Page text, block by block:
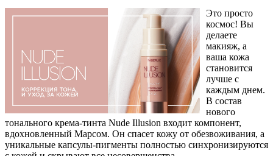
Это просто
космос! Вы
делаете
макияж, а
ваша кожа
становится
лучше с
каждым днем.
В состав
нового
тонального крема-тинта Nude Illusion входит компонент,
вдохновленный Марсом. Он спасет кожу от обезвоживания, а
уникальные капсулы-пигменты полностью синхронизируются